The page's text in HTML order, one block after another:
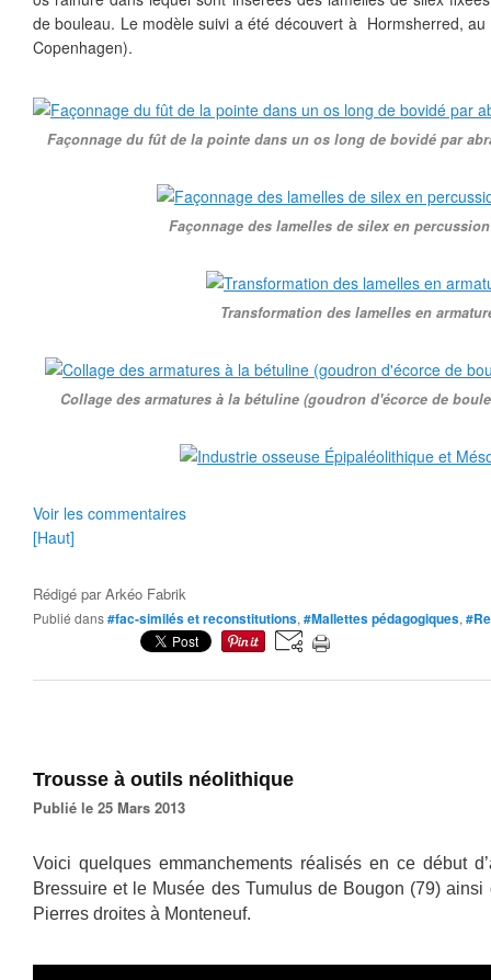
de bouleau. Le modèle suivi a été découvert à Hormsherred,
Copenhagen).
Façonnage du fût de la pointe dans un os long de bovidé par
Façonnage des lamelles de silex en
Transformation des lamelles en
Collage des armatures à la bétuline (goudron d'écorce de
Voir les commentaires
[Haut]
Rédigé parArkéo Fabrik
Publié dans#fac-similés et reconstitutions, #Mallettes pédagogiques,
Trousse à outils néolithique
Publié le 25 Mars 2013
Voici quelques emmanchements réalisés en ce début
Bressuire et le Musée des Tumulus de Bougon (79)
Pierres droites à Monteneuf.